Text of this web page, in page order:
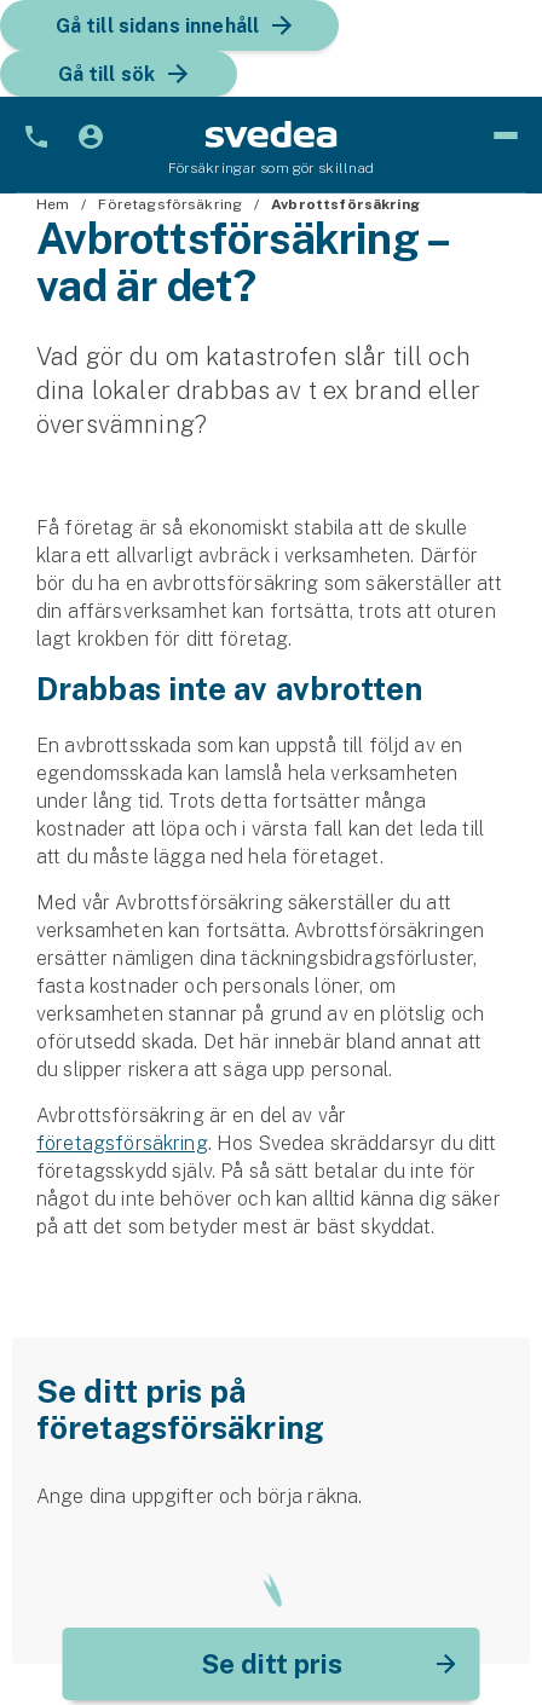
Gå till sidans innehåll
Gå till sök
Försäkringar som gör skillnad
Bil
Fordon
Snöskoterförsäkring
Släpvagnsförsäkring
Husvagnsförsäkring
Motorcykel
Mc-försäkring
Märkesförsäkringar
Båt
Båtförsäkring
Vattenskoterförsäkring
Sportfiskarna
Djur
Jakthundsförsäkring
Kattförsäkring
Villaförsäkring
Företag
Hem Företagsförsäkring Avbrottsförsäkring
Avbrottsförsäkring –
vad är det?
Vad gör du om katastrofen slår till och
dina lokaler drabbas av t ex brand eller
översvämning?
Få företag är så ekonomiskt stabila att de skulle
klara ett allvarligt avbräck i verksamheten. Därför
bör du ha en avbrottsförsäkring som säkerställer att
din affärsverksamhet kan fortsätta, trots att oturen
lagt krokben för ditt företag.
Drabbas inte av avbrotten
En avbrottsskada som kan uppstå till följd av en
egendomsskada kan lamslå hela verksamheten
under lång tid. Trots detta fortsätter många
kostnader att löpa och i värsta fall kan det leda till
att du måste lägga ned hela företaget.
Med vår Avbrottsförsäkring säkerställer du att
verksamheten kan fortsätta. Avbrottsförsäkringen
ersätter nämligen dina täckningsbidragsförluster,
fasta kostnader och personals löner, om
verksamheten stannar på grund av en plötslig och
oförutsedd skada. Det här innebär bland annat att
du slipper riskera att säga upp personal.
Avbrottsförsäkring är en del av vår
företagsförsäkring. Hos Svedea skräddarsyr du ditt
företagsskydd själv. På så sätt betalar du inte för
något du inte behöver och kan alltid känna dig säker
på att det som betyder mest är bäst skyddat.
Se ditt pris på
företagsförsäkring
Ange dina uppgifter och börja räkna.
Se ditt pris